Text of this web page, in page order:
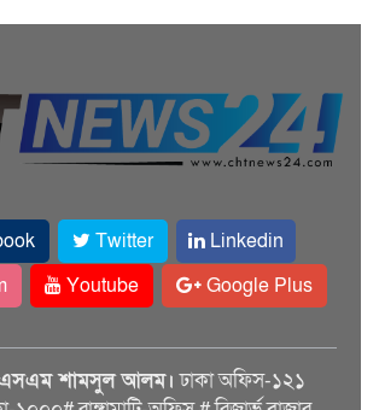
Twitter
Linkedin
Youtube Google Plus
শামসুল আলম। ঢাকা অফিস-১২১